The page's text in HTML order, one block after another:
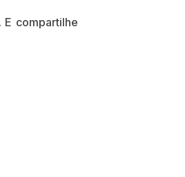
E compartilhe